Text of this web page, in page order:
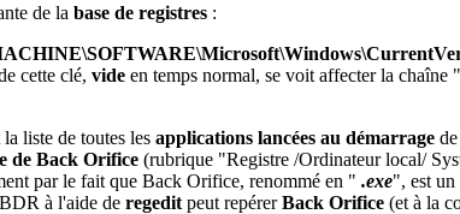
de la base de registres :
cette clé, vide en temps normal, se voit affecter la chaîne "
liste de toutes les applications lancées au démarrage
de Back Orifice (rubrique "Registre /Ordinateur local/
par le fait que Back Orifice, renommé en " .exe", est un
à l'aide de regedit peut repérerBack Orifice (et à la